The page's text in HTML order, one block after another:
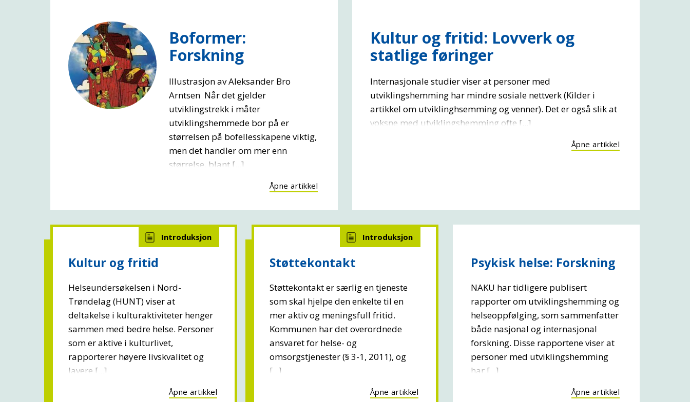
Boformer:
Forskning
Illustrasjon av Aleksander Bro
Arntsen Når det gjelder
utviklingstrekk i måter
utviklingshemmede bor på er
størrelsen på bofellesskapene viktig,
men det handler om mer enn
størrelse, blant [...]
Åpne artikkel
Kultur og fritid: Lovverk og
statlige føringer
Internasjonale studier viser at personer med
utviklingshemming har mindre sosiale nettverk (Kilder i
artikkel om utviklinghsemming og venner). Det er også slik at
voksne med utviklingshemming ofte [...]
Åpne artikkel
Kultur og fritid
Helseundersøkelsen i Nord-
Trøndelag (HUNT) viser at
deltakelse i kulturaktiviteter henger
sammen med bedre helse. Personer
som er aktive i kulturlivet,
rapporterer høyere livskvalitet og
lavere [...]
Åpne artikkel
Støttekontakt
Støttekontakt er særlig en tjeneste
som skal hjelpe den enkelte til en
mer aktiv og meningsfull fritid.
Kommunen har det overordnede
ansvaret for helse- og
omsorgstjenester (§ 3-1, 2011), og
[...]
Åpne artikkel
Psykisk helse: Forskning
NAKU har tidligere publisert
rapporter om utviklingshemming og
helseoppfølging, som sammenfatter
både nasjonal og internasjonal
forskning. Disse rapportene viser at
personer med utviklingshemming
har [...]
Åpne artikkel